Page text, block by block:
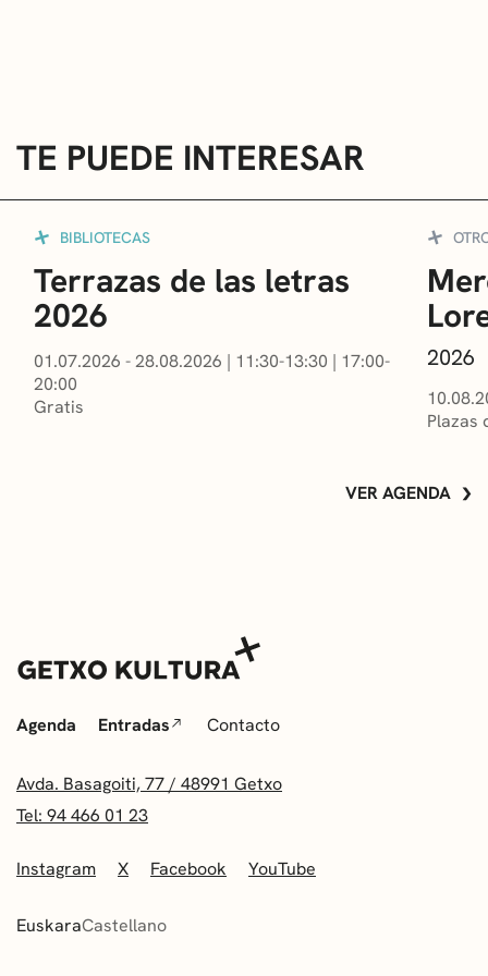
TE PUEDE INTERESAR
BIBLIOTECAS
Terrazas de las letras
2026
01.07.2026 - 28.08.2026 | 11:30-13:30 | 17:00-
20:00
Gratis
2026
Plazas
VER AGENDA
Agenda Entradas Contacto
Avda. Basagoiti, 77 / 48991 Getxo
Tel: 94 466 01 23
Instagram X Facebook YouTube
EuskaraCastellano